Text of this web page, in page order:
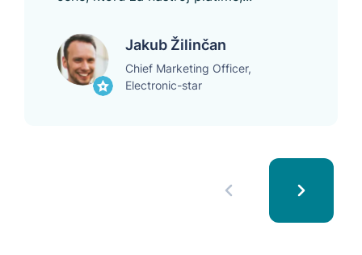
Jakub Žilinčan
Chief Marketing Officer,
Electronic-star